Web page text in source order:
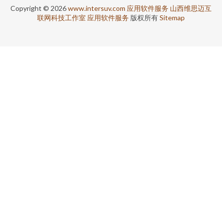
Copyright © 2026www.intersuv.com 应用软件服务 山西维思迈互
联网科技工作室 应用软件服务 版权所有Sitemap